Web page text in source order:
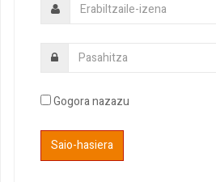
Gogora nazazu